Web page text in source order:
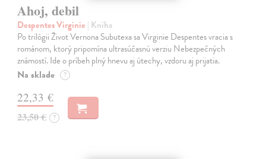
Ahoj, debil
Despentes Virginie | Kniha
Po trilógii Život Vernona Subutexa sa Virginie Despentes vracia s
románom, ktorý pripomína ultrasúčasnú verziu Nebezpečných
známostí. Ide o príbeh plný hnevu aj útechy, vzdoru aj prijatia.
Na sklade ?
22,33 €
23,50 € ?